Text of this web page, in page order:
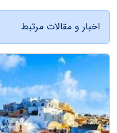
اخبار و مقالات مرتبط